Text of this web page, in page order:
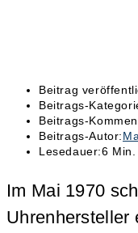
Beitrag
Beitrags-
Beitrags-
Beitrags-Autor:
Lesedauer:6
Im Mai 1970
Uhrenhersteller